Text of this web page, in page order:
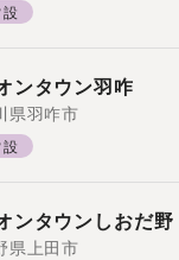
ンタウン羽咋
県羽咋市
ンタウンしおだ野
県上田市